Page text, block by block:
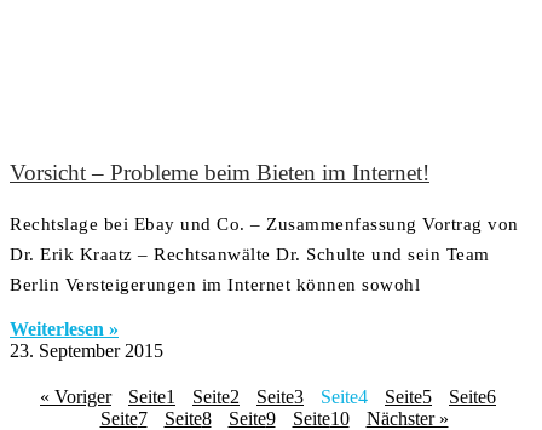
Vorsicht – Probleme beim Bieten im Internet!
Rechtslage bei Ebay und Co. – Zusammenfassung Vortrag von
Dr. Erik Kraatz – Rechtsanwälte Dr. Schulte und sein Team
Berlin Versteigerungen im Internet können sowohl
Weiterlesen »
23. September 2015
« Voriger Seite1 Seite2 Seite3 Seite4 Seite5 Seite6
Seite7 Seite8 Seite9 Seite10 Nächster »